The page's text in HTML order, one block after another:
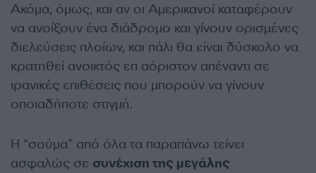
Ακόμα, όμως, και αν οι Αμερικανοί καταφέρουν
να ανοίξουν ένα διάδρομο και γίνουν ορισμένες
διελεύσεις πλοίων, και πάλι θα είναι δύσκολο να
κρατηθεί ανοικτός επ αόριστον απέναντι σε
ιρανικές επιθέσεις που μπορούν να γίνουν
οποιαδήποτε στιγμή.
Η “σούμα” από όλα τα παραπάνω τείνει
ασφαλώς σε συνέχιση της μεγάλης